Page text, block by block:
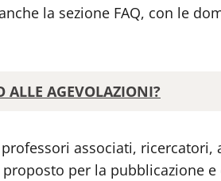
la sezione FAQ, con le
ALLE AGEVOLAZIONI?
associati, ricercatori,
proposto per la pubblicazione e